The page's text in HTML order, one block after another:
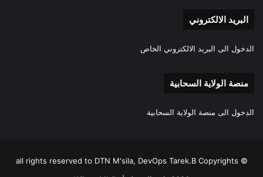
البريد الالكتروني
الدخول الى البريد الالكتروني الخاص
منصة الولاية السحابية
الدخول الى منصة الولاية السحابية
all rights reserved to DTN M'sila, DevOps Tarek.B Copyrights ©